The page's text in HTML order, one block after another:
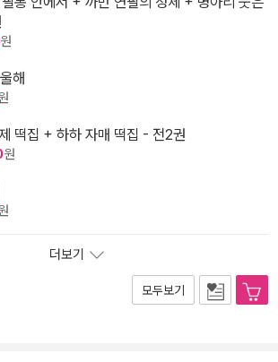
원
해
떡집 + 하하 자매 떡집 - 전2권
원
더보기
모두보기